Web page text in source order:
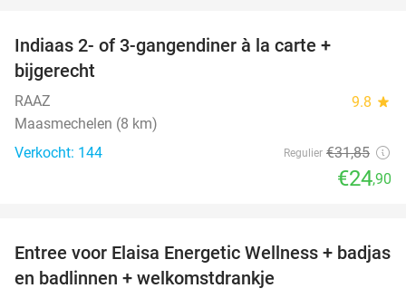
Indiaas 2- of 3-gangendiner à la carte +
bijgerecht
RAAZ 9.8 star
Maasmechelen (8 km)
Verkocht: 144
Regulier €31,85
€24,90
34%
Entree voor Elaisa Energetic Wellness + badjas
en badlinnen + welkomstdrankje